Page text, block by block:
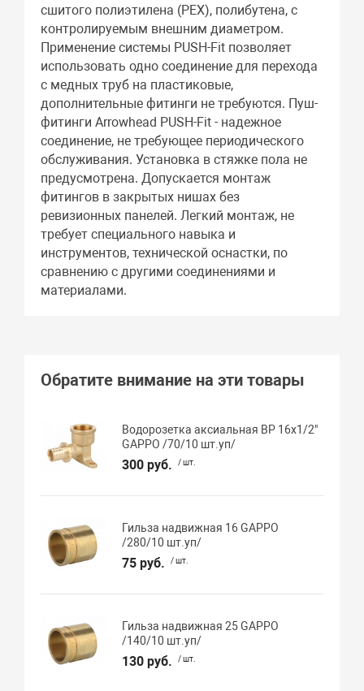
сшитого полиэтилена (РЕХ), полибутена, с
контролируемым внешним диаметром.
Применение системы PUSH-Fit позволяет
использовать одно соединение для перехода
с медных труб на пластиковые,
дополнительные фитинги не требуются. Пуш-
фитинги Arrowhead PUSH-Fit - надежное
соединение, не требующее периодического
обслуживания. Установка в стяжке пола не
предусмотрена. Допускается монтаж
фитингов в закрытых нишах без
ревизионных панелей. Легкий монтаж, не
требует специального навыка и
инструментов, технической оснастки, по
сравнению с другими соединениями и
материалами.
Обратите внимание на эти товары
Водорозетка аксиальная ВР 16х1/2"
GAPPO /70/10 шт.уп/
300 руб. / шт.
Гильза надвижная 16 GAPPO
/280/10 шт.уп/
75 руб. / шт.
Гильза надвижная 25 GAPPO
/140/10 шт.уп/
130 руб. / шт.